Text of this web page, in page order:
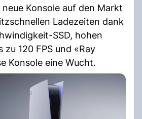
Konsole auf den Markt
Ladezeiten dank
SSD, hohen
zu 120 FPS und «Ray
Konsole eine Wucht.